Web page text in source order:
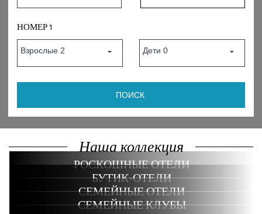
НОМЕР 1
Наша коллекция
РОСКОШНЫЕ ОТЕЛИ
БУТИК-ОТЕЛИ
СЕМЕЙНЫЕ ОТЕЛИ
СЕМЕЙНЫЕ КЛУБЫ